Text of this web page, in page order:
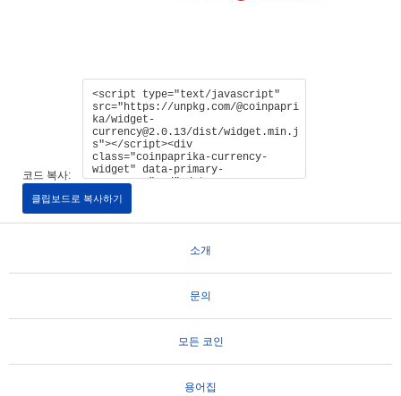
코드 복사:
클립보드로 복사하기
소개
문의
모든 코인
용어집